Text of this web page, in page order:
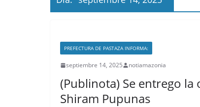
PREFECTURA DE PASTAZA INFORMA:
septiembre 14, 2025 notiamazonia
(Publinota) Se entrego
Shiram Pupunas